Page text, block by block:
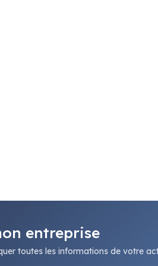
entreprise
toutes les informations de votre